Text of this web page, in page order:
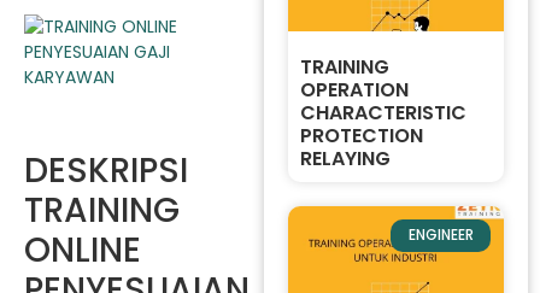
DESKRIPSI
TRAINING
ONLINE
TRAINING
OPERATION
CHARACTERISTIC
PROTECTION
RELAYING
ENGINEER